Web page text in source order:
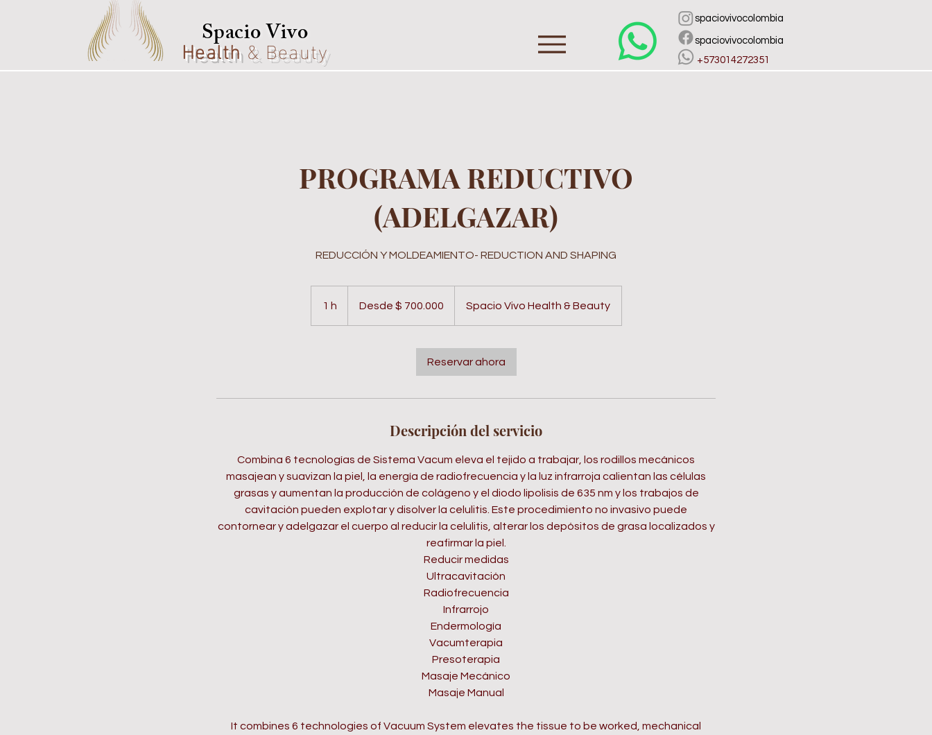
Health& Beauty
Spacio Vivo spaciovivocolombia
spaciovivocolombia
​ +573014272351
PROGRAMA REDUCTIVO
(ADELGAZAR)
REDUCCIÓN Y MOLDEAMIENTO- REDUCTION AND SHAPING
1 h
pesosDesde $ 700.000 Spacio Vivo Health & Beauty
Reservar ahora
Descripción del servicio
Combina 6 tecnologías de Sistema Vacum eleva el tejido a trabajar, los rodillos mecánicos
masajean y suavizan la piel, la energía de radiofrecuencia y la luz infrarroja calientan las células
grasas y aumentan la producción de colágeno y el diodo lipolisis de 635 nm y los trabajos de
cavitación pueden explotar y disolver la celulitis. Este procedimiento no invasivo puede
contornear y adelgazar el cuerpo al reducir la celulitis, alterar los depósitos de grasa localizados y
reafirmar la piel.
Reducir medidas
Ultracavitación
Radiofrecuencia
Infrarrojo
Endermología
Vacumterapia
Presoterapia
Masaje Mecánico
Masaje Manual
It combines 6 technologies of Vacuum System elevates the tissue to be worked, mechanical